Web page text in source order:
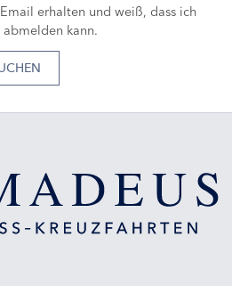
erhalten und weiß, dass ich
kann.